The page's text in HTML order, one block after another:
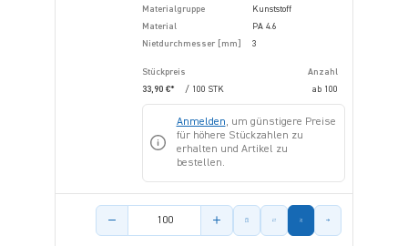
Materialgruppe
Kunststoff
Material
PA 4.6
Nietdurchmesser [mm]
3
Stückpreis
Anzahl
33,90 €*
/ 100 STK ab 100
Anmelden, um günstigere Preise
für höhere Stückzahlen zu
erhalten und Artikel zu
bestellen.
Menge des Artikels